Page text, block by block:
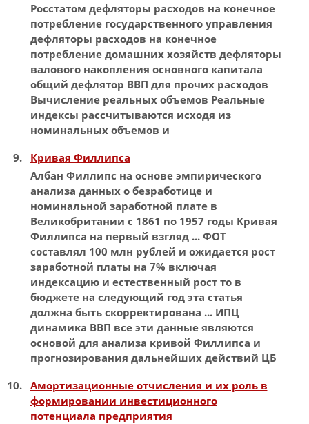
Росстатом дефляторы расходов на конечное
потребление государственного управления
дефляторы расходов на конечное
потребление домашних хозяйств дефляторы
валового накопления основного капитала
общий дефлятор ВВП для прочих расходов
Вычисление реальных объемов Реальные
индексы рассчитываются исходя из
номинальныхобъемов и
Кривая Филлипса
Албан Филлипс на основе эмпирического
анализа данных о безработице и
номинальной заработной плате в
Великобритании с 1861 по 1957 годы Кривая
Филлипса на первый взгляд ... ФОТ
составлял 100 млн рублей и ожидается рост
заработной платы на 7% включая
индексациюи естественный рост то в
бюджете на следующий год эта статья
должна быть скорректирована ... ИПЦ
динамика ВВП все эти данные являются
основой для анализа кривой Филлипса и
прогнозирования дальнейших действий ЦБ
Амортизационные отчисления и их роль в
формировании инвестиционного
потенциала предприятия